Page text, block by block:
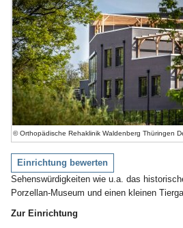
© Orthopädische Rehaklinik Waldenberg Thüringen
Einrichtung bewerten
Sehenswürdigkeiten wie u.a. das
Porzellan-Museum und einen kleinen
Zur Einrichtung